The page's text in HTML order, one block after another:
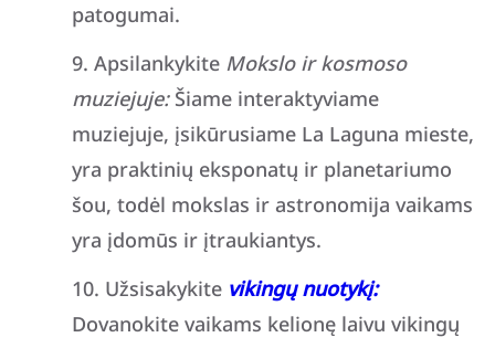
patogumai.
Apsilankykite Mokslo ir kosmoso
muziejuje:Šiame interaktyviame
muziejuje, įsikūrusiame La Laguna mieste,
yra praktinių eksponatų ir planetariumo
šou, todėl mokslas ir astronomija vaikams
yra įdomūs ir įtraukiantys.
Užsisakykite vikingų nuotykį:
Dovanokite vaikams kelionę laivu vikingų